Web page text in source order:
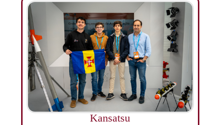
Kansatsu